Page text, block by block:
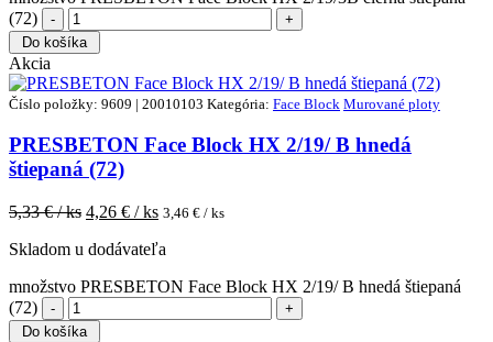
(72)
Do košíka
Akcia
Číslo položky: 9609 | 20010103 Kategória: Face Block Murované ploty
PRESBETON Face Block HX 2/19/ B hnedá
štiepaná (72)
5,33€ / ks 4,26 € / ks 3,46 € / ks
Skladom u dodávateľa
množstvo PRESBETON Face Block HX 2/19/ B hnedá štiepaná
(72)
Do košíka